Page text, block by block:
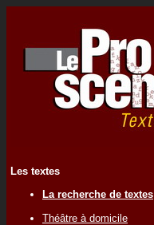
Les textes
La recherche de textes
Théâtre à domicile